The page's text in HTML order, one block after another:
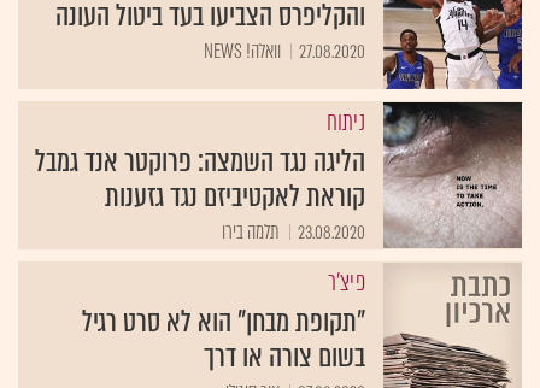
והקליפרס הצביעו בעד ביטול העונה
27.08.2020 וואלה! NEWS
ניתוח
הליגה נגד השמצה: פרוקטר אנד גמבל
קוראת לאקטיביזם נגד גזענות
23.08.2020 תלמה בירו
פיצ'ר
"תקופת מבחן" הוא לא סרט רגיל
בשום צורה או דרך